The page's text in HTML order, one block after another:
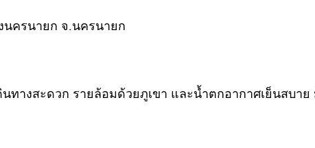
นครนายก จ.นครนายก
ทางสะดวก รายล้อมด้วยภูเขา และน้ำตกอากาศเย็นสบ